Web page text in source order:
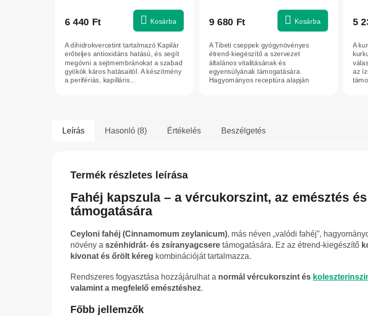
6 440 Ft Kosárba
A dihidrokvercetint tartalmazó Kapilár
erőteljes antioxidáns hatású, és segít
megóvni a sejtmembránokat a szabad
gyökök káros hatásaitól. A készítmény
a perifériás, kapilláris...
9 680 Ft Kosárba
A Tibeti cseppek gyógynövényes
étrend-kiegészítő a szervezet
általános vitalitásának és
egyensúlyának támogatására.
Hagyományos receptúra alapján
5
A
az
Leírás Hasonló (8) Értékelés Beszélgetés
Termék részletes leírása
Fahéj kapszula – a vércukorszint, az emésztés
támogatására
Ceyloni fahéj (Cinnamomum zeylanicum), más néven „valódi fahéj”,
növény a szénhidrát- és zsíranyagcsere támogatására. Ez az étrend-kiegészítő
kivonat és őrölt kéreg kombinációját tartalmazza.
Rendszeres fogyasztása hozzájárulhat a normál vércukorszint és
valamint a megfelelő emésztéshez.
Főbb jellemzők